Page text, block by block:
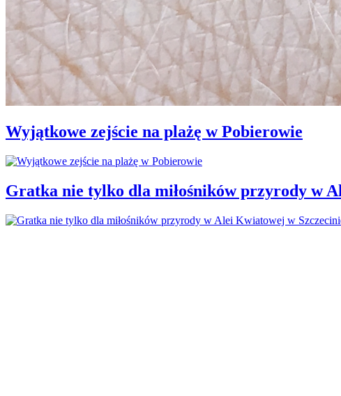
Wyjątkowe zejście na plażę w Pobierowie
Gratka nie tylko dla miłośników przyrody w